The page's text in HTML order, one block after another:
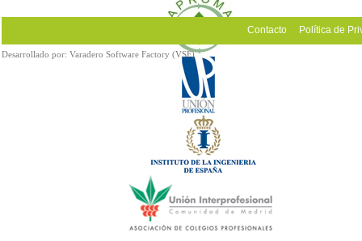
Contacto Política de
Desarrollado por: Varadero Software Factory (VSF)